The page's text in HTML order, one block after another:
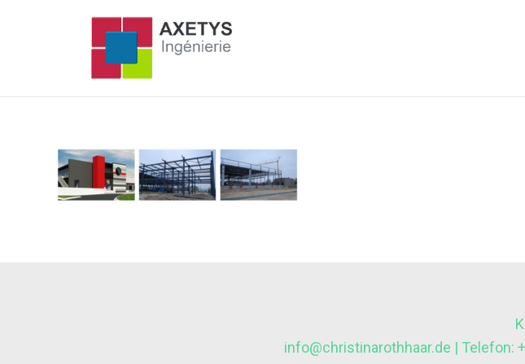
info@christinarothhaar.de | Telefon: